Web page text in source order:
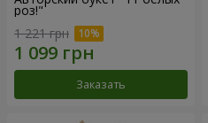
роз!"
1 221 грн
Заказать